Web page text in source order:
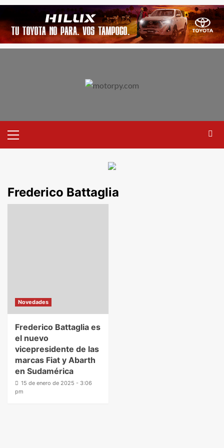
Frederico Battaglia
Novedades
Frederico Battaglia es
el nuevo
vicepresidente de las
marcas Fiat y Abarth
en Sudamérica
15 de enero de 2025 - 3:06
pm